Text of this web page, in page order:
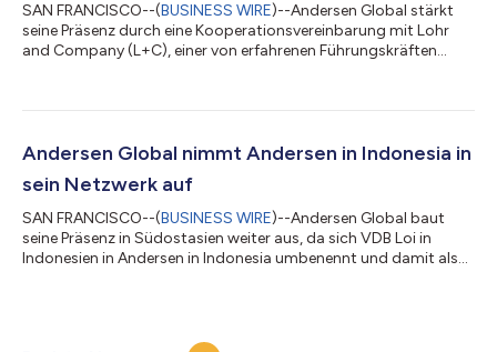
SAN FRANCISCO--(BUSINESS WIRE)--Andersen Global stärkt
seine Präsenz durch eine Kooperationsvereinbarung mit Lohr
and Company (L+C), einer von erfahrenen Führungskräften
Compliance, grenzüberschreitende Steuerfragen, internationale
seinen Hauptsitz in Deutschland und ist auch in Österreich
Andersen Global nimmt Andersen in Indonesia in
sein Netzwerk auf
SAN FRANCISCO--(BUSINESS WIRE)--Andersen Global baut
seine Präsenz in Südostasien weiter aus, da sich VDB Loi in
Indonesien in Andersen in Indonesia umbenennt und damit als
tätig sind, Steuer- und Rechtsberatung an. Die Kanzlei verbindet